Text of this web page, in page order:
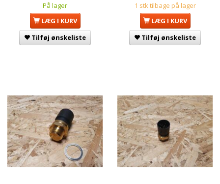
På lager
LÆG I KURV
Tilføj ønskeliste
1 stk tilbage på lager
LÆG I KURV
Tilføj ønskeliste